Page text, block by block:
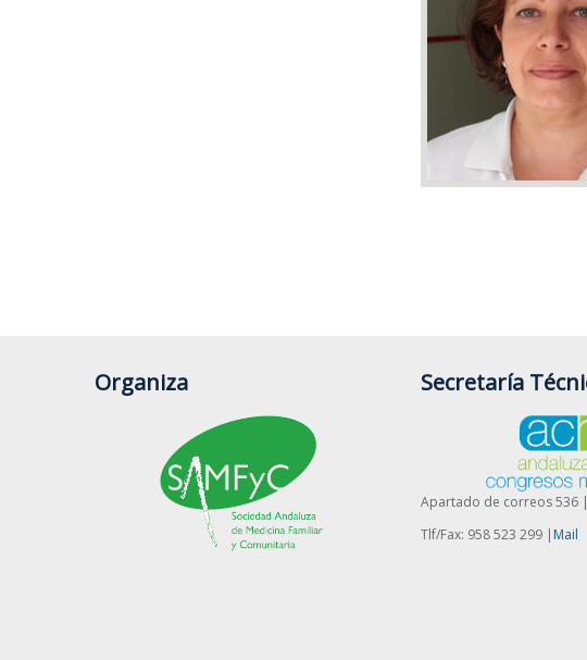
Envía tu
Organiza Secretaría
Apartado de correos 536
Tlf/Fax: 958 523 299 | Mail